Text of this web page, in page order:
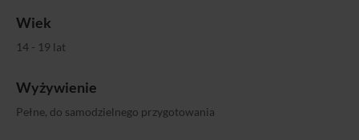
Wiek
14 - 19 lat
Wyżywienie
Pełne, do samodzielnego przygotowania